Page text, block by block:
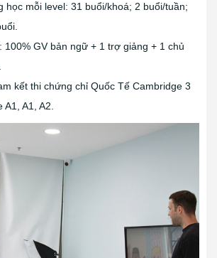
học mỗi level: 31 buổi/khoá; 2 buổi/tuần;
100% GV bản ngữ + 1 trợ giảng + 1 chủ
kết thi chứng chỉ Quốc Tế Cambridge 3
A1, A2.